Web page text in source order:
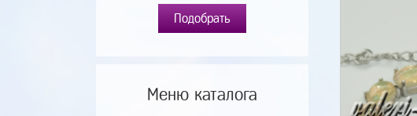
Подобрать
Меню каталога